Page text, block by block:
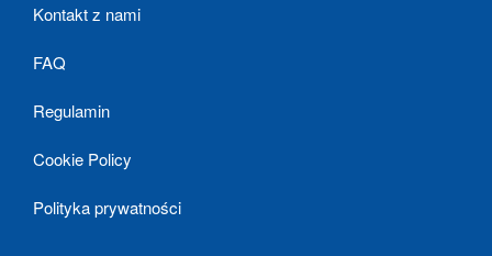
Kontakt z nami
FAQ
Regulamin
Cookie Policy
Polityka prywatności